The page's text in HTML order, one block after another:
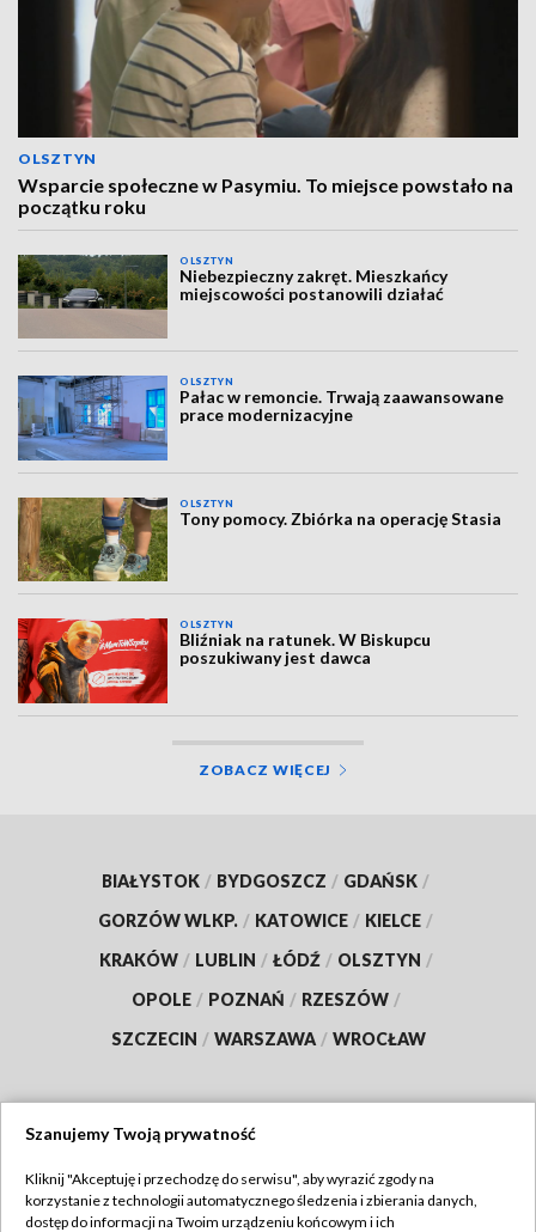
OLSZTYN
Wsparcie społeczne w Pasymiu. To miejsce powstało na
początku roku
OLSZTYN
Niebezpieczny zakręt. Mieszkańcy
miejscowości postanowili działać
OLSZTYN
Pałac w remoncie. Trwają zaawansowane
prace modernizacyjne
OLSZTYN
Tony pomocy. Zbiórka na operację Stasia
OLSZTYN
Bliźniak na ratunek. W Biskupcu
poszukiwany jest dawca
ZOBACZ WIĘCEJ
BIAŁYSTOK / BYDGOSZCZ / GDAŃSK /
GORZÓW WLKP. / KATOWICE / KIELCE /
KRAKÓW / LUBLIN / ŁÓDŹ / OLSZTYN /
OPOLE / POZNAŃ / RZESZÓW /
SZCZECIN / WARSZAWA / WROCŁAW
TVP
Szanujemy Twoją prywatność
Kliknij "Akceptuję i przechodzę do serwisu", aby wyrazić zgody na
korzystanie z technologii automatycznego śledzenia i zbierania danych,
dostęp do informacji na Twoim urządzeniu końcowym i ich